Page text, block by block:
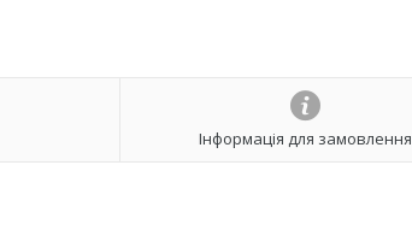
Інформація для замовлення